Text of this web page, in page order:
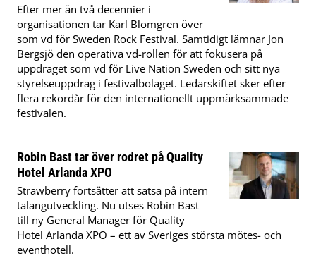
Efter mer än två decennier i
organisationen tar Karl Blomgren över
som vd för Sweden Rock Festival. Samtidigt lämnar Jon
Bergsjö den operativa vd-rollen för att fokusera på
uppdraget som vd för Live Nation Sweden och sitt nya
styrelseuppdrag i festivalbolaget. Ledarskiftet sker efter
flera rekordår för den internationellt uppmärksammade
festivalen.
Robin Bast tar över rodret på Quality
Hotel Arlanda XPO
Strawberry fortsätter att satsa på intern
talangutveckling. Nu utses Robin Bast
till ny General Manager för Quality
Hotel Arlanda XPO – ett av Sveriges största mötes- och
eventhotell.